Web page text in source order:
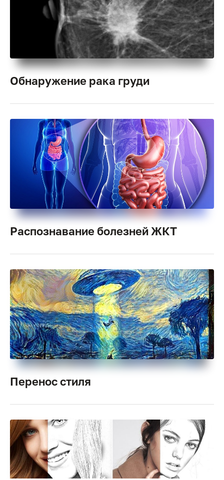
Обнаружение рака груди
Распознавание болезней ЖКТ
Перенос стиля